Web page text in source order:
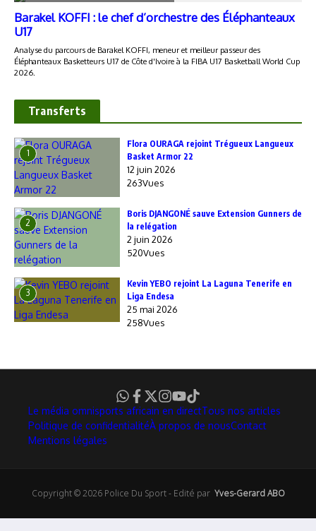
Transferts
1
Flora OURAGA rejoint Trégueux Langueux
Basket Armor 22
12 juin 2026
263Vues
2
Boris DJANGONÉ sauve Extension Gunners de
la relégation
2 juin 2026
520Vues
3
Kevin YEBO rejoint La Laguna Tenerife en
Liga Endesa
25 mai 2026
258Vues
Le média omnisports africain en directTous nos articles
Politique de confidentialitéÀ propos de nousContact
Mentions légales
Copyright © 2026 Police Du Sport - Edité par Yves-Gerard ABO